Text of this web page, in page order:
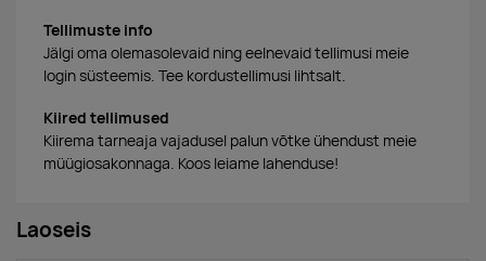
Tellimuste info
Jälgi oma olemasolevaid ning eelnevaid tellimusi meie
login süsteemis. Tee kordustellimusi lihtsalt.
Kiired tellimused
Kiirema tarneaja vajadusel palun võtke ühendust meie
müügiosakonnaga. Koos leiame lahenduse!
Laoseis